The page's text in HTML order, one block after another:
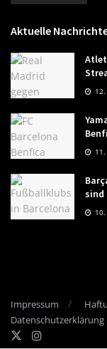
Aktuelle
sind
Impressum
Datenschutzerklärung